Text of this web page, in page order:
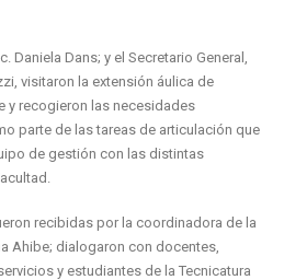
Daniela Dans; y el Secretario General,
visitaron la extensión áulica de
y recogieron las necesidades
parte de las tareas de articulación que
de gestión con las distintas
recibidas por la coordinadora de la
Ahibe; dialogaron con docentes,
y estudiantes de la Tecnicatura